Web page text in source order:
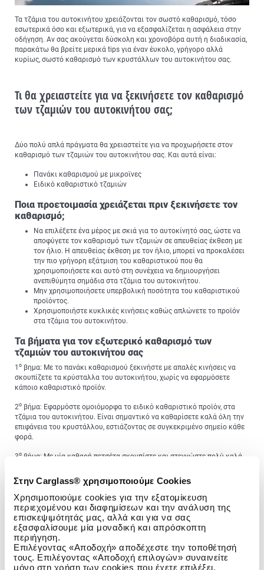
Στην Carglass® χρησιμοποιούμε Cookies
Χρησιμοποιούμε cookies για την εξατομίκευση
περιεχομένου και διαφημίσεων και την ανάλυση της
επισκεψιμότητάς μας, αλλά και για να σας
εξασφαλίσουμε μία μοναδική και απρόσκοπτη
περιήγηση.
Επιλέγοντας «Αποδοχή» αποδέχεστε την τοποθέτησή
τους. Επιλέγοντας «Αποδοχή επιλογών» συναινείτε
μόνο στη χρήση των cookies που έχετε επιλέξει.
Τα τζάμια του αυτοκινήτου χρειάζονται τον σωστό καθαρισμό, τόσο
εσωτερικά όσο και εξωτερικά, για να εξασφαλίζεται η ασφάλεια στην
οδήγηση. Αν σας ακούγεται δύσκολη και χρονοβόρα αυτή η διαδικασία,
παρακάτω θα βρείτε μερικά tips για έναν έυκολο, γρήγορο αλλά
κυρίως, σωστό καθαρισμό των κρυστάλλων του αυτοκινήτου σας.
Τι θα χρειαστείτε για να ξεκινήσετε τον καθαρισμό
των τζαμιών του αυτοκινήτου σας;
Δύο πολύ απλά πράγματα θα χρειαστείτε για να προχωρήσετε στον
καθαρισμό των τζαμιών του αυτοκινήτου σας. Και αυτά είναι:
Πανάκι καθαρισμού με μικροϊνες
Ειδικό καθαριστικό τζαμιών
Ποια προετοιμασία χρειάζεται πριν ξεκινήσετε τον
καθαρισμό;
Να επιλέξετε ένα μέρος με σκιά για το αυτοκίνητό σας, ώστε να
αποφύγετε τον καθαρισμό των τζαμιών σε απευθείας έκθεση με
τον ήλιο. Η απευθείας έκθεση με τον ήλιο, μπορεί να προκαλέσει
την πιο γρήγορη εξάτμιση του καθαριστικού που θα
χρησιμοποιήσετε και αυτό στη συνέχεια να δημιουργήσει
ανεπιθύμητα σημάδια στα τζάμια του αυτοκινήτου.
Μην χρησιμοποιήσετε υπερβολική ποσότητα του καθαριστικού
προϊόντος.
Χρησιμοποιήστε κυκλικές κινήσεις καθώς απλώνετε το προϊόν
στα τζάμια του αυτοκινήτου.
Τα βήματα για τον εξωτερικό καθαρισμό των
τζαμιών του αυτοκινήτου σας
1 ο βημα: Με το πανάκι καθαρισμού ξεκινήστε με απαλές κινήσεις να
σκουπίζετε τα κρύσταλλα του αυτοκινήτου, χωρίς να εφαρμόσετε
κάποιο καθαριστικό προϊόν.
2ο βήμα: Εφαρμόστε ομοιόμορφα το ειδικό καθαριστικό προϊόν, στα
τζάμια του αυτοκινήτου. Είναι σημαντικό να καθαρίσετε καλά όλη την
επιφάνεια του κρυστάλλου, εστιάζοντας σε συγκεκριμένο σημείο κάθε
φορά.
3ο βήμα: Με μία καθαρή πετσέτα σκουπίστε και στεγνώστε πολύ καλά
περισσότερη υγρασία.
Extratip : Αφού ολοκληρώσετε και τον καθαρισμό του παρμπρίζ του
αυτοκινήτου, μην ξεχάσετε να προχωρήσετε και στον καθαρισμό των
υαλοκαθαριστήρων, ώστε να μην μεταφερθούν ακαθαρσίες με τη χρήση
τους.
Τα βήματα για τον εσωτερικό καθαρισμό των
τζαμιών του αυτοκινήτου σας